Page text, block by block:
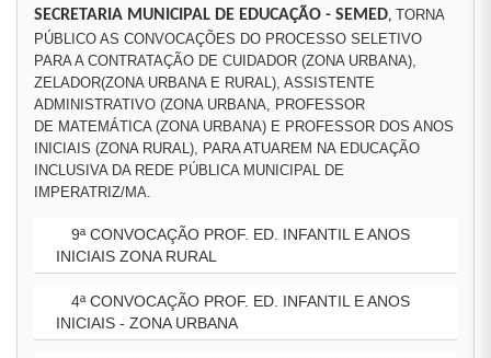
SECRETARIA MUNICIPAL DE EDUCAÇÃO - SEMED, TORNA
PÚBLICO AS CONVOCAÇÕES DO PROCESSO SELETIVO
PARA A CONTRATAÇÃO DE CUIDADOR (ZONA URBANA),
ZELADOR(ZONA URBANA E RURAL), ASSISTENTE
ADMINISTRATIVO (ZONA URBANA, PROFESSOR
DE MATEMÁTICA (ZONA URBANA) E PROFESSOR DOS ANOS
INICIAIS (ZONA RURAL), PARA ATUAREM NA EDUCAÇÃO
INCLUSIVA DA REDE PÚBLICA MUNICIPAL DE
IMPERATRIZ/MA.
9ª CONVOCAÇÃO PROF. ED. INFANTIL E ANOS
INICIAIS ZONA RURAL
4ª CONVOCAÇÃO PROF. ED. INFANTIL E ANOS
INICIAIS - ZONA URBANA